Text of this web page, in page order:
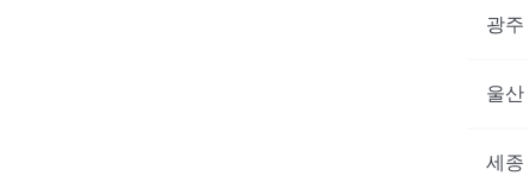
광주
울산
세종